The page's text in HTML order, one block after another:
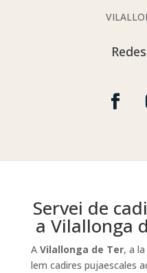
Servei de
a Vilallonga
A Vilallonga de Ter, a
lem cadires pujaescales